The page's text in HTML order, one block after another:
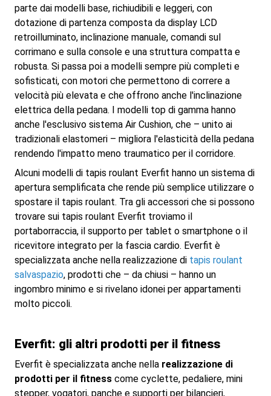
parte dai modelli base, richiudibili e leggeri, con
dotazione di partenza composta da display LCD
retroilluminato, inclinazione manuale, comandi sul
corrimano e sulla console e una struttura compatta e
robusta. Si passa poi a modelli sempre più completi e
sofisticati, con motori che permettono di correre a
velocità più elevata e che offrono anche l'inclinazione
elettrica della pedana. I modelli top di gamma hanno
anche l'esclusivo sistema Air Cushion, che – unito ai
tradizionali elastomeri – migliora l'elasticità della pedana
rendendo l'impatto meno traumatico per il corridore.
Alcuni modelli di tapis roulant Everfit hanno un sistema di
apertura semplificata che rende più semplice utilizzare o
spostare il tapis roulant. Tra gli accessori che si possono
trovare sui tapis roulant Everfit troviamo il
portaborraccia, il supporto per tablet o smartphone o il
ricevitore integrato per la fascia cardio. Everfit è
specializzata anche nella realizzazione di tapis roulant
salvaspazio, prodotti che – da chiusi – hanno un
ingombro minimo e si rivelano idonei per appartamenti
molto piccoli.
Everfit: gli altri prodotti per il fitness
Everfit è specializzata anche nella realizzazione di
prodotti per il fitness come cyclette, pedaliere, mini
stepper, vogatori, panche e supporti per bilancieri,